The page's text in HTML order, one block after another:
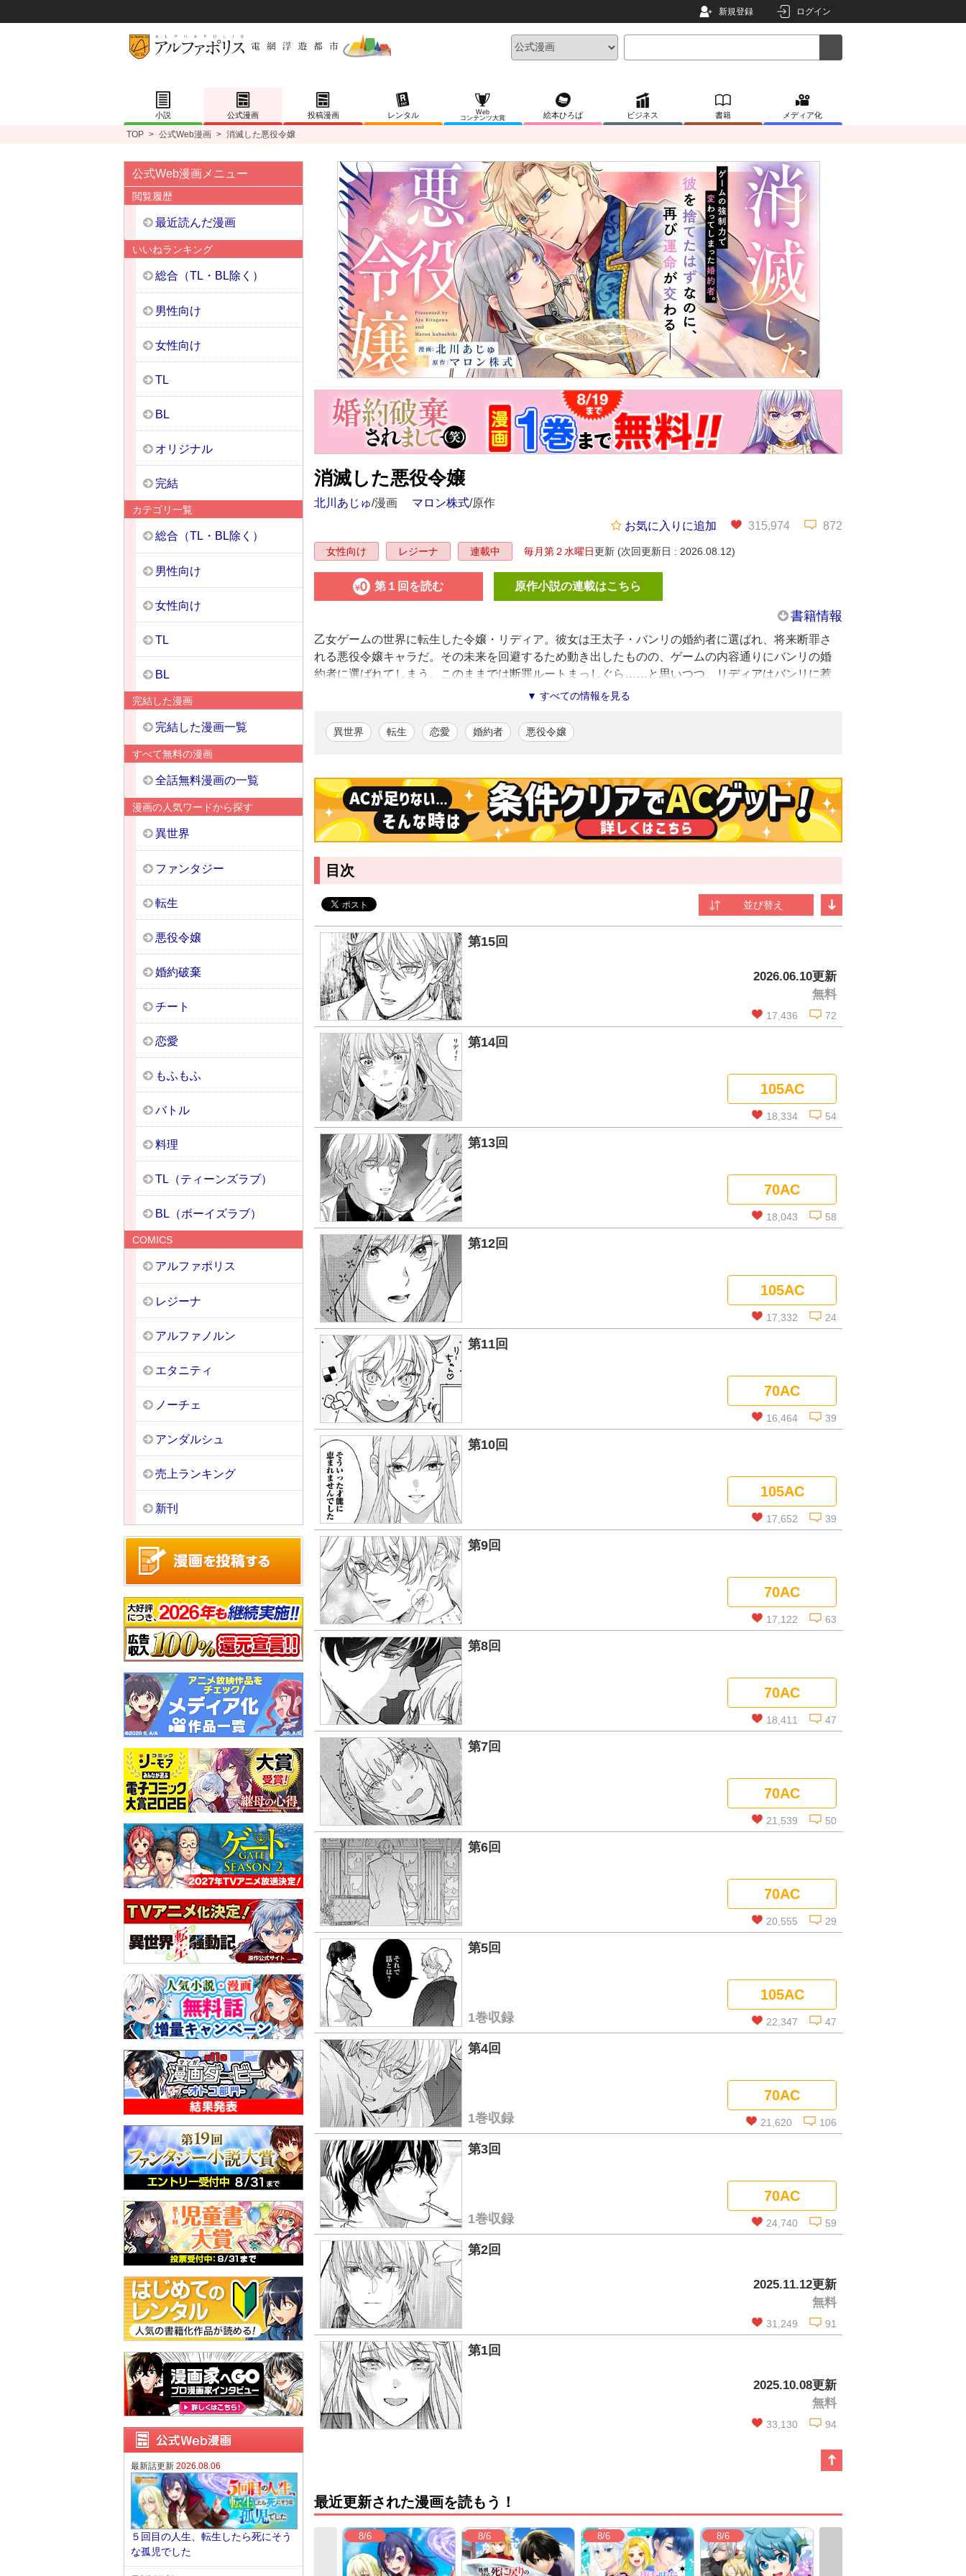
新規登録 ログイン
小説 公式漫画 投稿漫画 レンタル
Web
コンテンツ大賞
絵本ひろば ビジネス 書籍 メディア化
TOP > 公式Web漫画 > 消滅した悪役令嬢
消滅した悪役令嬢
北川あじゅ/漫画 マロン株式/原作
お気に入りに追加
315,974 872
女性向け レジーナ 連載中 毎月第２水曜日更新 (次回更新日 : 2026.08.12)
第１回を読む 原作小説の連載はこちら
書籍情報
乙女ゲームの世界に転生した令嬢・リディア。彼女は王太子・バンリの婚約者に選ばれ、将来断罪さ
れる悪役令嬢キャラだ。その未来を回避するため動き出したものの、ゲームの内容通りにバンリの婚
約者に選ばれてしまう。このままでは断罪ルートまっしぐら……と思いつつ、リディアはバンリに惹
かれていき、彼を信じて乙女ゲームの舞台となる学園に入学することに。そこで彼女を待ち受けてい
姿を消すことを決めたリディアだったが、数年後、彼との衝撃的な再会をはたして――。捨てたはず
の婚約者との運命が交わる転生ファンタジー、待望のコミカライズ！
北川あじゅ/漫画
繊細で華やかな絵柄を持ち味に、BLなど女性向け漫画で活躍中。犬と猫と生活している魚好き。
マロン株式/原作
▼ すべての情報を見る
異世界 転生 恋愛 婚約者 悪役令嬢
目次
第15回
2026.06.10更新
無料
17,436 72
コメントを見る
第14回
105AC
18,334 54
コメントを見る
第13回
70AC
18,043 58
コメントを見る
第12回
105AC
17,332 24
コメントを見る
第11回
70AC
16,464 39
コメントを見る
第10回
105AC
17,652 39
コメントを見る
第9回
70AC
17,122 63
コメントを見る
第8回
70AC
18,411 47
コメントを見る
第7回
70AC
21,539 50
コメントを見る
第6回
70AC
20,555 29
コメントを見る
第5回
105AC
22,347 47
1巻収録
コメントを見る
第4回
70AC
21,620 106
1巻収録
コメントを見る
第3回
70AC
24,740 59
1巻収録
第2回
2025.11.12更新
無料
31,249 91
第1回
2025.10.08更新
無料
33,130 94
最近更新された漫画を読もう！
8/6 8/6 8/6 8/6
公式Web漫画メニュー
閲覧履歴
最近読んだ漫画
いいねランキング
総合（TL・BL除く）
男性向け
女性向け
TL
BL
オリジナル
完結
カテゴリ一覧
総合（TL・BL除く）
男性向け
女性向け
TL
BL
完結した漫画
完結した漫画一覧
すべて無料の漫画
全話無料漫画の一覧
漫画の人気ワードから探す
異世界
ファンタジー
転生
悪役令嬢
婚約破棄
チート
恋愛
もふもふ
バトル
料理
TL（ティーンズラブ）
BL（ボーイズラブ）
COMICS
アルファポリス
レジーナ
アルファノルン
エタニティ
ノーチェ
アンダルシュ
売上ランキング
新刊
最新話更新 2026.08.06
５回目の人生、転生したら死にそう
な孤児でした